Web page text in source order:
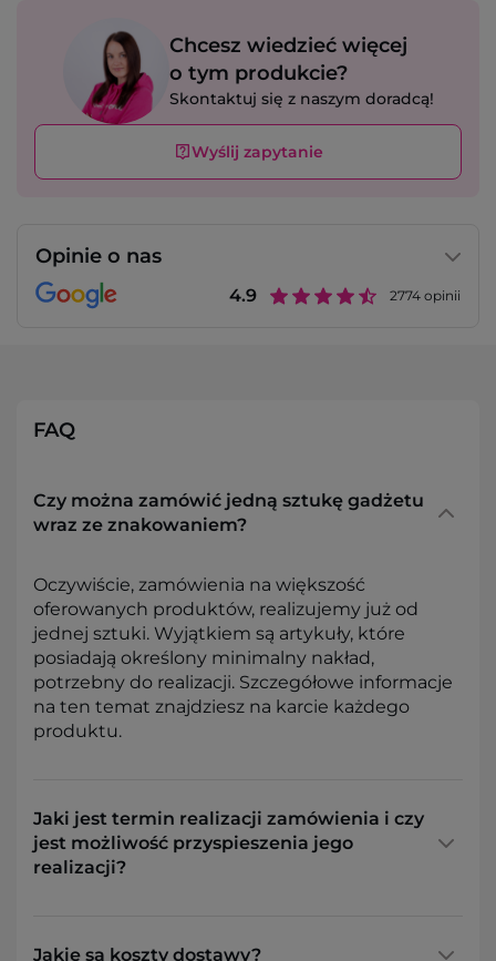
Chcesz wiedzieć więcej
o tym produkcie?
Skontaktuj się z naszym doradcą!
Wyślij zapytanie
Opinie o nas
4.9 2774 opinii
FAQ
Czy można zamówić jedną sztukę gadżetu
wraz ze znakowaniem?
Oczywiście, zamówienia na większość
oferowanych produktów, realizujemy już od
jednej sztuki. Wyjątkiem są artykuły, które
posiadają określony minimalny nakład,
potrzebny do realizacji. Szczegółowe informacje
na ten temat znajdziesz na karcie każdego
produktu.
Jaki jest termin realizacji zamówienia i czy
jest możliwość przyspieszenia jego
realizacji?
Jakie są koszty dostawy?